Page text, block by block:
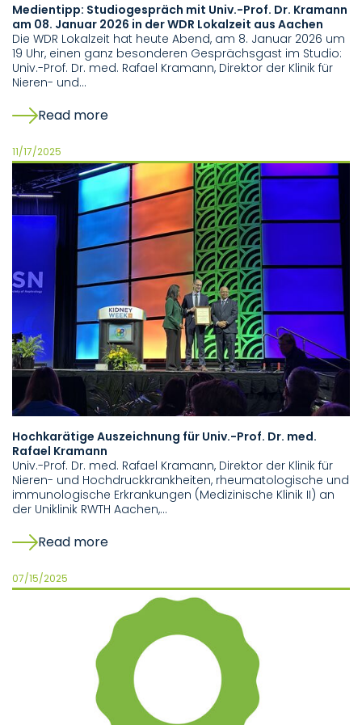
Medientipp: Studiogespräch mit Univ.-Prof. Dr. Kramann
am 08. Januar 2026 in der WDR Lokalzeit aus Aachen
Die WDR Lokalzeit hat heute Abend, am 8. Januar 2026 um
19 Uhr, einen ganz besonderen Gesprächsgast im Studio:
Univ.-Prof. Dr. med. Rafael Kramann, Direktor der Klinik für
Nieren- und…
Read more
11/17/2025
Hochkarätige Auszeichnung für Univ.-Prof. Dr. med.
Rafael Kramann
Univ.-Prof. Dr. med. Rafael Kramann, Direktor der Klinik für
Nieren- und Hochdruckkrankheiten, rheumatologische und
immunologische Erkrankungen (Medizinische Klinik II) an
der Uniklinik RWTH Aachen,…
Read more
07/15/2025